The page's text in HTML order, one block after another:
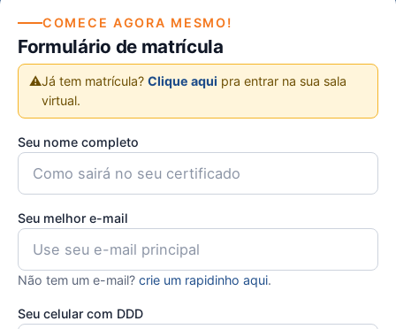
COMECE AGORA MESMO!
Formulário de matrícula
⚠️Já tem matrícula? Clique aqui pra entrar na sua sala
virtual.
Seu nome completo
Seu melhor e-mail
Não tem um e-mail? crie um rapidinho aqui.
Seu celular com DDD